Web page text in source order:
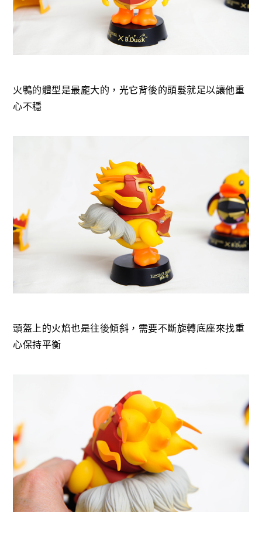
火鴨的體型是最龐大的，光它背後的頭髮就足以讓他重
心不穩
頭盔上的火焰也是往後傾斜，需要不斷旋轉底座來找重
心保持平衡